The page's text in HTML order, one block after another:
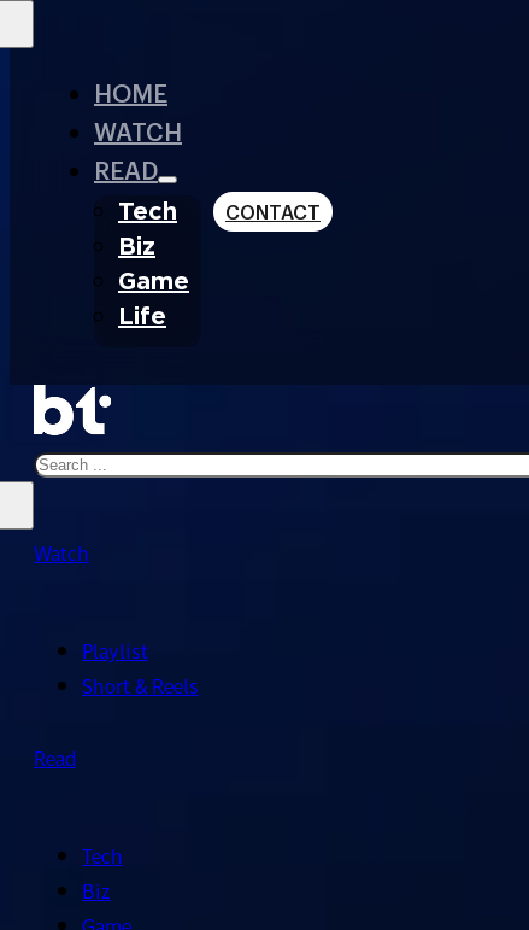
HOME
WATCH
READ
Tech
Biz
Game
Life
CONTACT
Search
Watch
Playlist
Short & Reels
Read
Tech
Biz